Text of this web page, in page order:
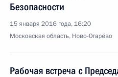
Безопасности
15 января 2016 года, 16:20
Московская область, Ново-Огарёво
Рабочая встреча с